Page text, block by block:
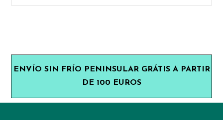
ENVÍO SIN FRÍO PENINSULAR GRÁTIS A PARTIR
DE 100 EUROS